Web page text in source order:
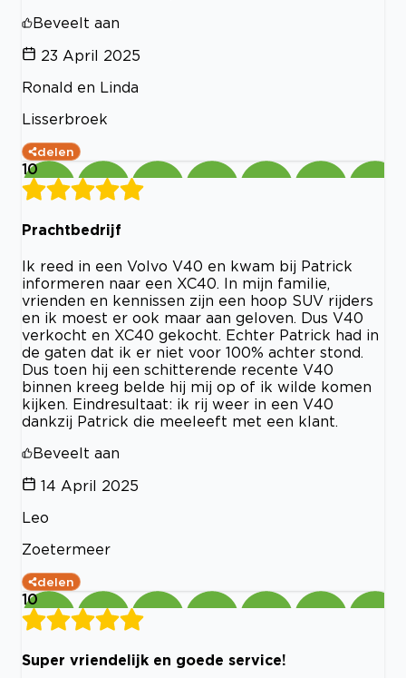
Beveelt aan
23 April 2025
Ronald en Linda
Lisserbroek
delen
10
Prachtbedrijf
Ik reed in een Volvo V40 en kwam bij Patrick
informeren naar een XC40. In mijn familie,
vrienden en kennissen zijn een hoop SUV rijders
en ik moest er ook maar aan geloven. Dus V40
verkocht en XC40 gekocht. Echter Patrick had in
de gaten dat ik er niet voor 100% achter stond.
Dus toen hij een schitterende recente V40
binnen kreeg belde hij mij op of ik wilde komen
kijken. Eindresultaat: ik rij weer in een V40
dankzij Patrick die meeleeft met een klant.
Beveelt aan
14 April 2025
Leo
Zoetermeer
delen
10
Super vriendelijk en goede service!